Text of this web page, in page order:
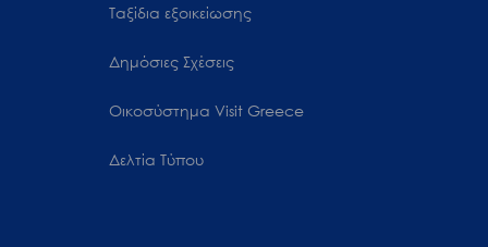
Ταξίδια εξοικείωσης
Δημόσιες Σχέσεις
Oικοσύστημα Visit Greece
Δελτία Τύπου